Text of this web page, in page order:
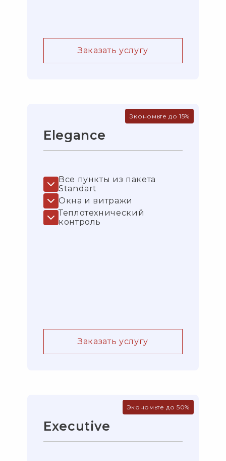
Заказать услугу
Экономьте до 15%
Elegance
Все пункты из пакета
Standart
Окна и витражи
Теплотехнический
контроль
Заказать услугу
Экономьте до 50%
Executive